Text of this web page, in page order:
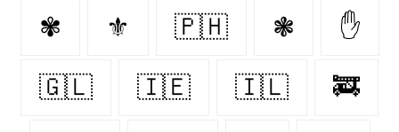
✾ ⚜️ 🇵🇭 ❃ ✋
🇬🇱 🇮🇪 🇮🇱 🚒